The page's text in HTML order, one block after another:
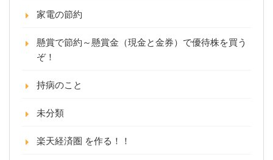
家電の節約
懸賞で節約～懸賞金（現金と金券）で優待株を買う
ぞ！
持病のこと
未分類
楽天経済圏 を作る！！